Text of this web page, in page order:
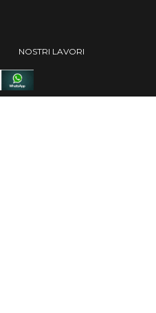
Salta menù
NOSTRI LAVORI